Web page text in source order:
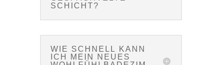
SCHICHT?
WIE SCHNELL KANN
ICH MEIN NEUES